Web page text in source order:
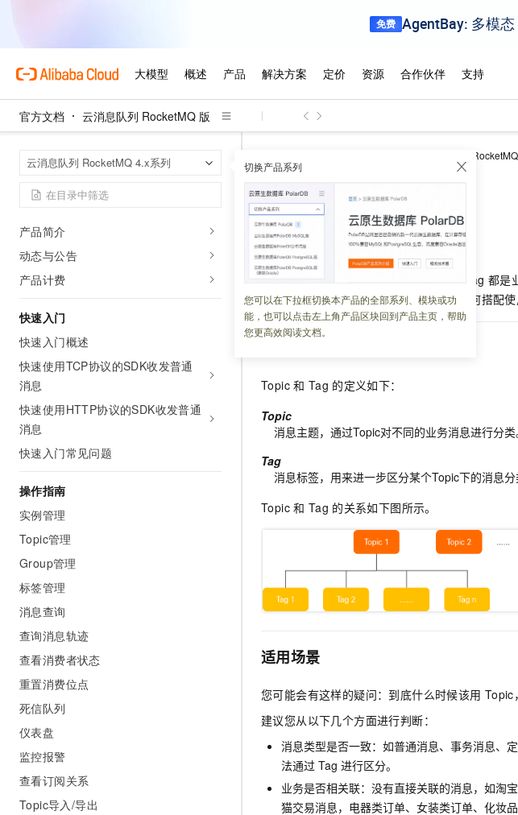
官方文档 云消息队列 RocketMQ 版
云消息队列 RocketMQ 4.x系列 切换产品系列
您可以在下拉框切换本产品的全部系列、模块或功
能，也可以点击左上角产品区块回到产品主页，帮助
您更高效阅读文档。
产品简介
动态与公告
产品计费
快速入门
快速入门概述
快速使用TCP协议的SDK收发普通
消息
快速使用HTTP协议的SDK收发普通
消息
快速入门常见问题
操作指南
实例管理
Topic管理
Group管理
标签管理
消息查询
查询消息轨迹
查看消费者状态
重置消费位点
死信队列
仪表盘
监控报警
查看订阅关系
Topic导入/导出
云消息队列
Topic与Tag最佳实践
更新时间： 2022-04-12 08:45:08
在消息队列 Tag 都是
理解为是二级分类。您可通过本文了解如何搭配
Topic 和 Tag 的定义如下：
Topic
消息主题，通过Topic对不同的业务消息进行分类
Tag
消息标签，用来进一步区分某个Topic下的消息
Topic 和 Tag 的关系如下图所示。
适用场景
您可能会有这样的疑问：到底什么时候该用 Topic
建议您从以下几个方面进行判断：
消息类型是否一致：如普通消息、事务消息、
法通过 Tag 进行区分。
业务是否相关联：没有直接关联的消息，如淘
猫交易消息，电器类订单、女装类订单、化妆